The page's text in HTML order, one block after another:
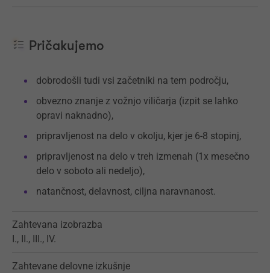
Pričakujemo
dobrodošli tudi vsi začetniki na tem področju,
obvezno znanje z vožnjo viličarja (izpit se lahko
opravi naknadno),
pripravljenost na delo v okolju, kjer je 6-8 stopinj,
pripravljenost na delo v treh izmenah (1x mesečno
delo v soboto ali nedeljo),
natančnost, delavnost, ciljna naravnanost.
Zahtevana izobrazba
I., II., III., IV.
Zahtevane delovne izkušnje